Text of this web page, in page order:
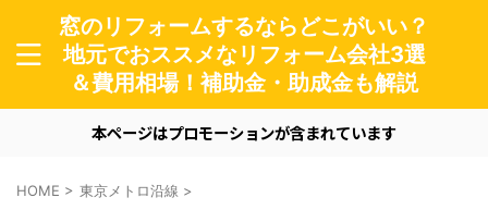
窓のリフォームするならどこがいい？
地元でおススメなリフォーム会社3選
＆費用相場！補助金・助成金も解説
本ページはプロモーションが含まれています
HOME > 東京メトロ沿線 >